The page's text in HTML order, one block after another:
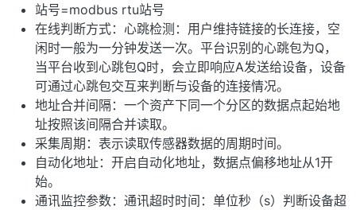
站号=modbus rtu站号
在线判断方式：心跳检测：用户维持链接的长连接，空
闲时一般为一分钟发送一次。平台识别的心跳包为Q，
当平台收到心跳包Q时，会立即响应A发送给设备，设备
可通过心跳包交互来判断与设备的连接情况。
地址合并间隔：一个资产下同一个分区的数据点起始地
址按照该间隔合并读取。
采集周期：表示读取传感器数据的周期时间。
自动化地址：开启自动化地址，数据点偏移地址从1开
始。
通讯监控参数：通讯超时时间：单位秒（s）判断设备超